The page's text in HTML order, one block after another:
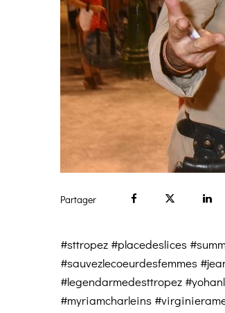
Partager
#sttropez #placedeslices
#sauvezlecoeurdesfemmes
#legendarmedesttropez
#myriamcharleins